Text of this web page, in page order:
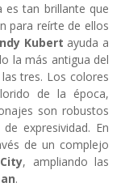
es tan brillante que
para reírte de ellos
Kubert ayuda a
la más antigua del
tres. Los colores
de la época,
son robustos
expresividad. En
de un complejo
, ampliando las
.